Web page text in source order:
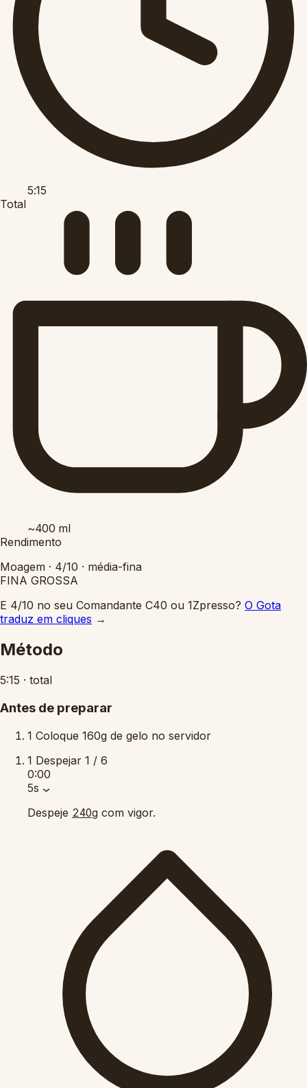
5:15
Total
~400 ml
Rendimento
Moagem · 4/10 · média-fina
FINA GROSSA
E 4/10 no seu Comandante C40 ou 1Zpresso? O Gota
traduz em cliques →
Método
5:15 · total
Antes de preparar
1 Coloque 160g de gelo no servidor
1 Despejar 1 / 6
0:00
5s
Despeje 240g com vigor.